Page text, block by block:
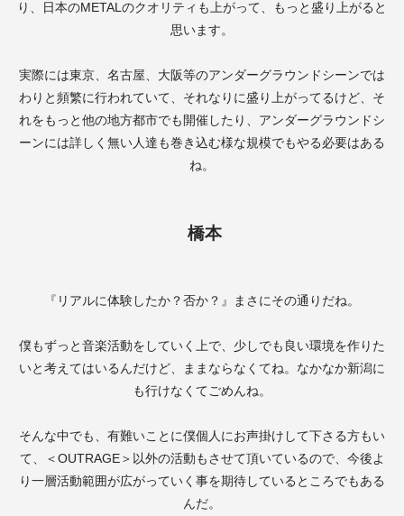
り、日本のMETALのクオリティも上がって、もっと盛り上がると
思います。
実際には東京、名古屋、大阪等のアンダーグラウンドシーンでは
わりと頻繁に行われていて、それなりに盛り上がってるけど、そ
れをもっと他の地方都市でも開催したり、アンダーグラウンドシ
ーンには詳しく無い人達も巻き込む様な規模でもやる必要はある
ね。
橋本
『リアルに体験したか？否か？』まさにその通りだね。
僕もずっと音楽活動をしていく上で、少しでも良い環境を作りた
いと考えてはいるんだけど、ままならなくてね。なかなか新潟に
も行けなくてごめんね。
そんな中でも、有難いことに僕個人にお声掛けして下さる方もい
て、＜OUTRAGE＞以外の活動もさせて頂いているので、今後よ
り一層活動範囲が広がっていく事を期待しているところでもある
んだ。